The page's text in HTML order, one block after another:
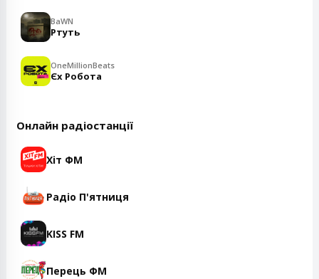
BaWN
Ртуть
OneMillionBeats
Єх Робота
Онлайн радіостанції
Хіт ФМ
Радіо П'ятниця
KISS FM
Перець ФМ